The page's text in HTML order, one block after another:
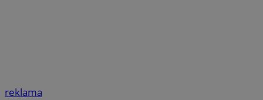
reklama